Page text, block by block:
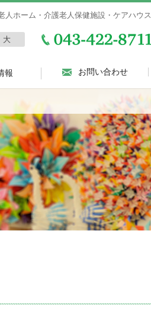
ホーム・介護老人保健施設・ケアハウス
大
報 お問い合わせ